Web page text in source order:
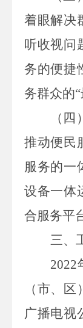
着眼解决
听收视问
务的便捷
务群众的“
（
推动便民
服务的一
设备一体
合服务平
三、
2022
（市、
广播电视